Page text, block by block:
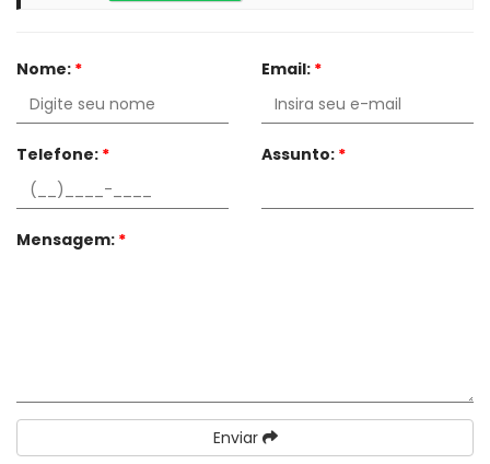
Nome: * Email: *
Telefone: * Assunto: *
Mensagem: *
Enviar